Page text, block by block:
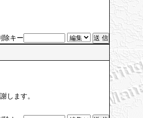
除キー
します。